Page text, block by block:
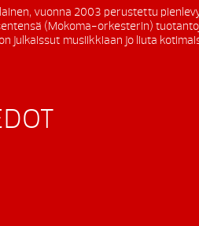
vuonna 2003 perustettu
(Mokoma-orkesterin)
julkaissut musiikkiaan jo liuta